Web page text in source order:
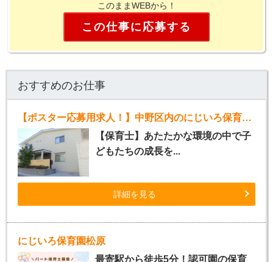
このままWEBから！
この仕事に応募する
おすすめのお仕事
【ポスター応募用求人！】中野区内のにじいろ保育園（正社員）
【保育士】あたたかな環境の中で子
どもたちの成長を...
詳細を見る
にじいろ保育園松原
最寄駅から徒歩5分！認可園の保育